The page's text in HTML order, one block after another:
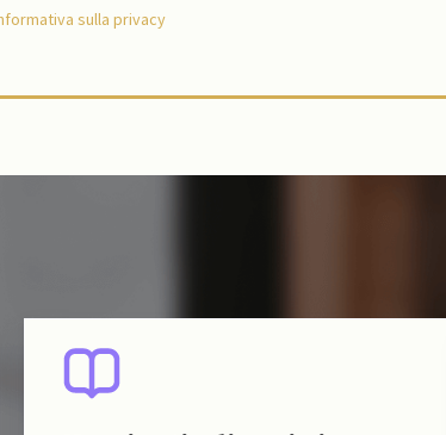
sulla privacy